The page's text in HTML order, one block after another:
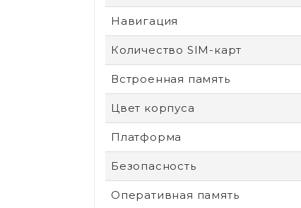
Навигация
Количество SIM-карт
Встроенная память
Цвет корпуса
Платформа
Безопасность
Оперативная память